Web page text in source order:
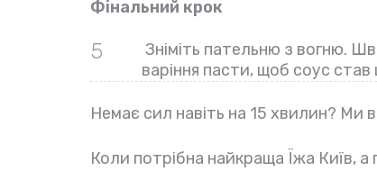
Фінальний крок
5
Зніміть пательню з вогню.
варіння пасти, щоб соус
Немає сил навіть на 15 хвилин? Ми
Коли потрібна найкраща Їжа Київ, а